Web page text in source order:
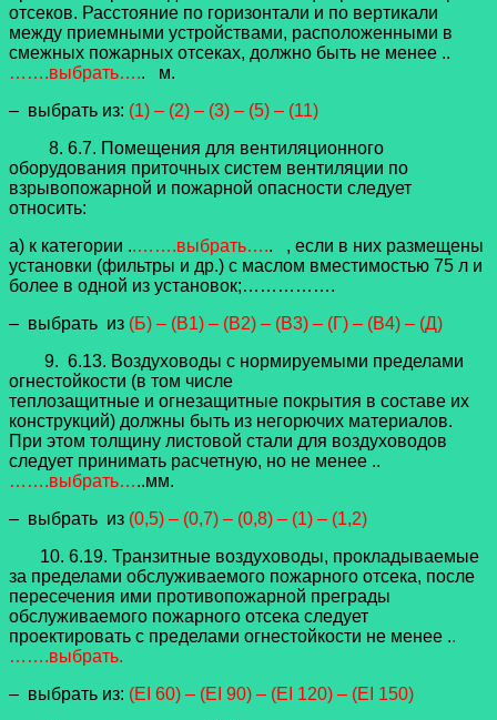
отсеков. Расстояние по горизонтали и по вертикали
между приемными устройствами, расположенными в
смежных пожарных отсеках, должно быть не менее ..
…….выбрать….. м.
– выбрать из: (1) – (2) – (3) – (5) – (11)
8. 6.7. Помещения для вентиляционного
оборудования приточных систем вентиляции по
взрывопожарной и пожарной опасности следует
относить:
а) к категории ..…….выбрать….. , если в них размещены
установки (фильтры и др.) с маслом вместимостью 75 л и
более в одной из установок;…………….
– выбрать из (Б) – (В1) – (В2) – (В3) – (Г) – (В4) – (Д)
9. 6.13. Воздуховоды с нормируемыми пределами
огнестойкости (в том числе
теплозащитные и огнезащитные покрытия в составе их
конструкций) должны быть из негорючих материалов.
При этом толщину листовой стали для воздуховодов
следует принимать расчетную, но не менее ..
…….выбрать…..мм.
– выбрать из (0,5) – (0,7) – (0,8) – (1) – (1,2)
10. 6.19. Транзитные воздуховоды, прокладываемые
за пределами обслуживаемого пожарного отсека, после
пересечения ими противопожарной преграды
обслуживаемого пожарного отсека следует
проектировать с пределами огнестойкости не менее ..
…….выбрать.
– выбрать из: (EI 60) – (EI 90) – (EI 120) – (EI 150)